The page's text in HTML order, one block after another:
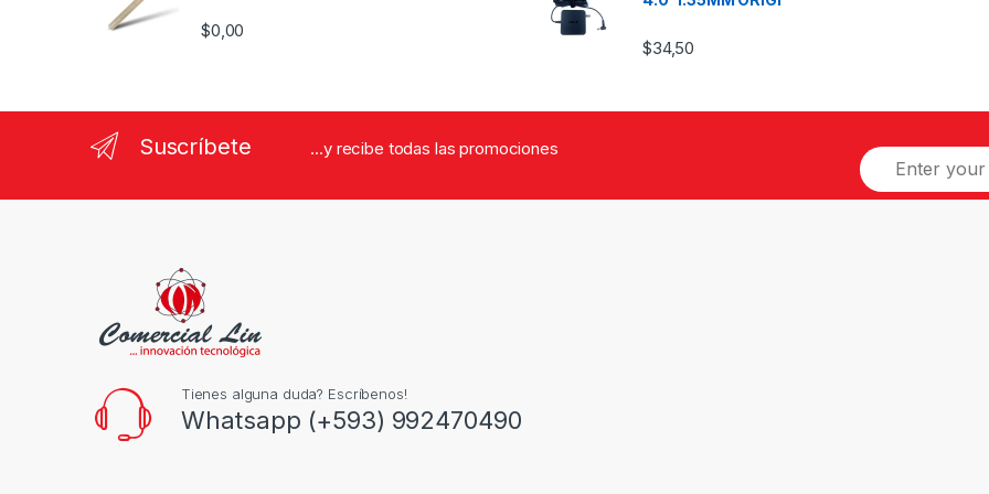
$0,00
$34,50
Suscríbete ...y recibe todas las promociones
Tienes alguna duda? Escríbenos!
Whatsapp (+593) 992470490